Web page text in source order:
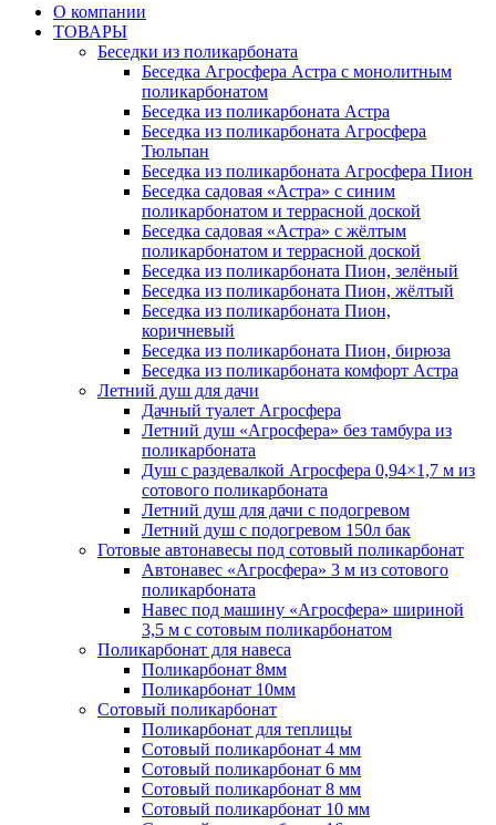
О компании
ТОВАРЫ
Беседки из поликарбоната
Беседка Агросфера Астра с монолитным
поликарбонатом
Беседка из поликарбоната Астра
Беседка из поликарбоната Агросфера
Тюльпан
Беседка из поликарбоната Агросфера Пион
Беседка садовая «Астра» с синим
поликарбонатом и террасной доской
Беседка садовая «Астра» с жёлтым
поликарбонатом и террасной доской
Беседка из поликарбоната Пион, зелёный
Беседка из поликарбоната Пион, жёлтый
Беседка из поликарбоната Пион,
коричневый
Беседка из поликарбоната Пион, бирюза
Беседка из поликарбоната комфорт Астра
Летний душ для дачи
Дачный туалет Агросфера
Летний душ «Агросфера» без тамбура из
поликарбоната
Душ с раздевалкой Агросфера 0,94×1,7 м из
сотового поликарбоната
Летний душ для дачи с подогревом
Летний душ с подогревом 150л бак
Готовые автонавесы под сотовый поликарбонат
Автонавес «Агросфера» 3 м из сотового
поликарбоната
Навес под машину «Агросфера» шириной
3,5 м с сотовым поликарбонатом
Поликарбонат для навеса
Поликарбонат 8мм
Поликарбонат 10мм
Сотовый поликарбонат
Поликарбонат для теплицы
Сотовый поликарбонат 4 мм
Сотовый поликарбонат 6 мм
Сотовый поликарбонат 8 мм
Сотовый поликарбонат 10 мм